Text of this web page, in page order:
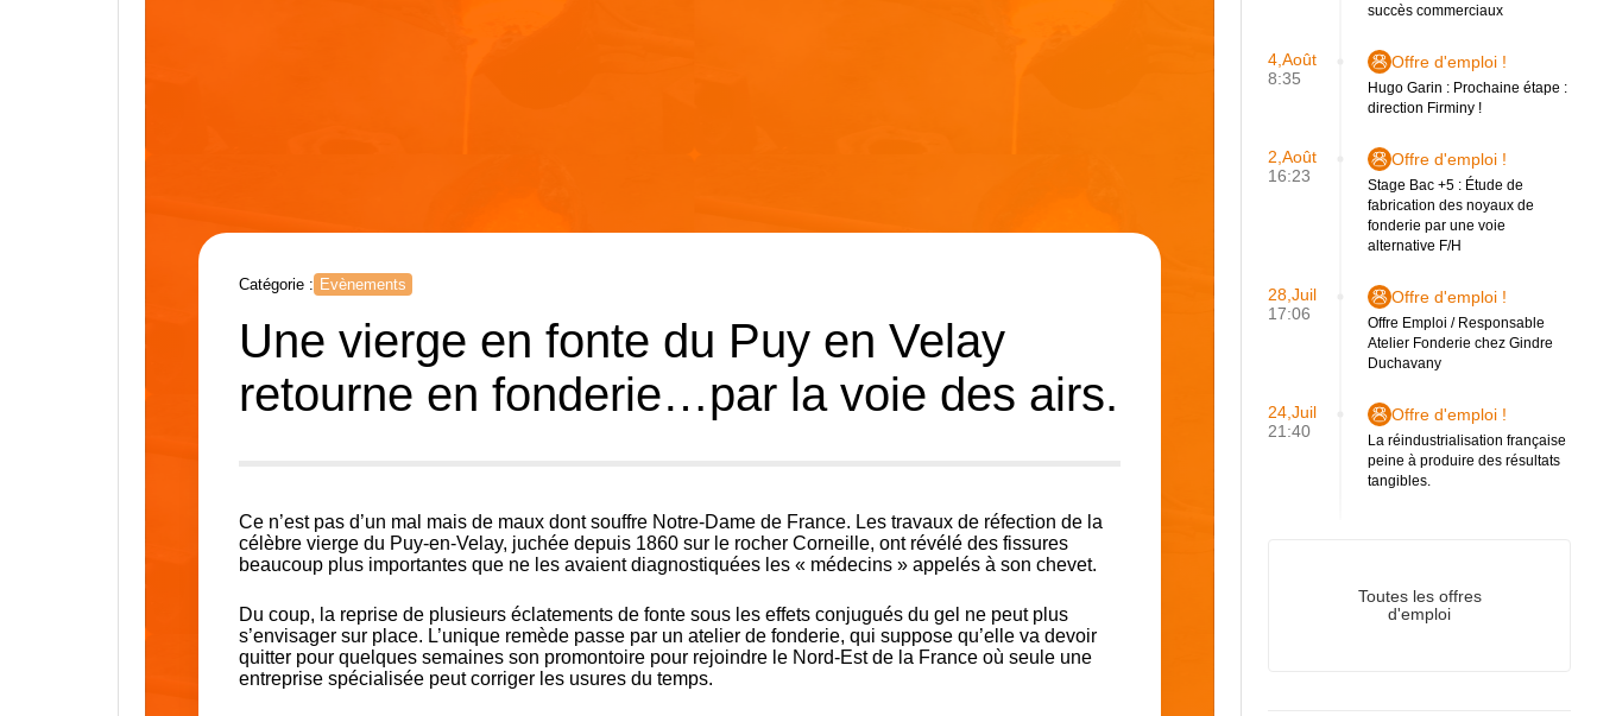
Catégorie : Evènements
Une vierge en fonte du Puy en Velay
retourne en fonderie…par la voie des airs.
Ce n’est pas d’un mal mais de maux dont souffre Notre-Dame de France. Les travaux de réfection de la
célèbre vierge du Puy-en-Velay, juchée depuis 1860 sur le rocher Corneille, ont révélé des fissures
beaucoup plus importantes que ne les avaient diagnostiquées les « médecins » appelés à son chevet.
Du coup, la reprise de plusieurs éclatements de fonte sous les effets conjugués du gel ne peut plus
s’envisager sur place. L’unique remède passe par un atelier de fonderie, qui suppose qu’elle va devoir
quitter pour quelques semaines son promontoire pour rejoindre le Nord-Est de la France où seule une
entreprise spécialisée peut corriger les usures du temps.
succès commerciaux
4,Août
8:35
Offre d'emploi !
Hugo Garin : Prochaine étape :
direction Firminy !
2,Août
16:23
Offre d'emploi !
Stage Bac +5 : Étude de
fabrication des noyaux de
fonderie par une voie
alternative F/H
28,Juil
17:06
Offre d'emploi !
Offre Emploi / Responsable
Atelier Fonderie chez Gindre
Duchavany
24,Juil
21:40
Offre d'emploi !
La réindustrialisation française
peine à produire des résultats
tangibles.
Toutes les offres
d'emploi